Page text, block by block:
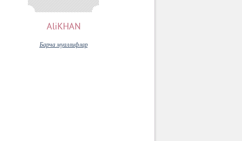
AliKHAN
Барча муаллифлар